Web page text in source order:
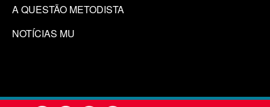
A QUESTÃO METODISTA
NOTÍCIAS MU